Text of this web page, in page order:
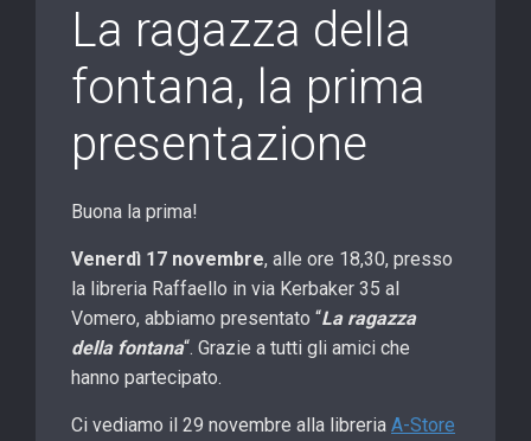
La ragazza della
fontana, la prima
presentazione
Buona la prima!
Venerdì 17 novembre, alle ore 18,30, presso
la libreria Raffaello in via Kerbaker 35 al
Vomero, abbiamo presentato “La ragazza
della fontana“. Grazie a tutti gli amici che
hanno partecipato.
Ci vediamo il 29 novembre alla libreria A-Store